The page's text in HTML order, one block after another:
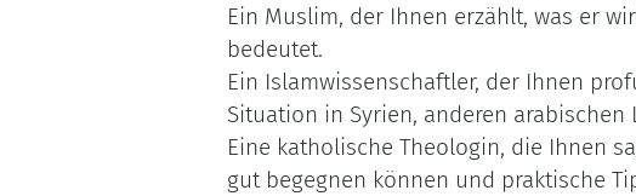
Ein Muslim, der Ihnen erzählt, was er
bedeutet.
Ein Islamwissenschaftler, der Ihnen
Situation in Syrien, anderen
Eine katholische Theologin, die Ihnen
gut begegnen können und praktische